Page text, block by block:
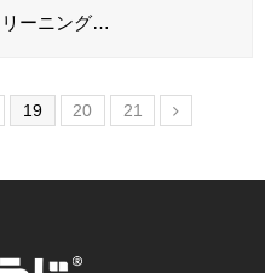
リーニング…
19 20 21